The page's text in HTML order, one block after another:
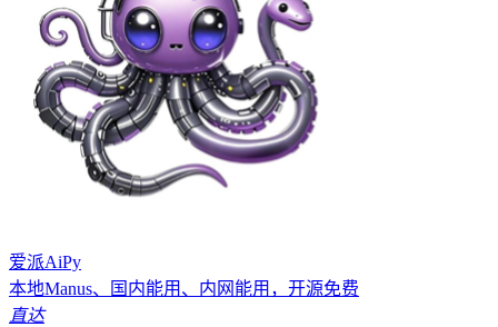
爱派AiPy
本地Manus、国内能用、内网能用，开源免费
直达